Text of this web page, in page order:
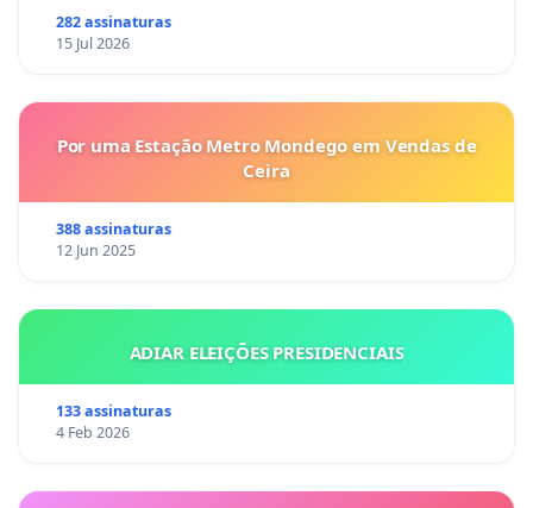
282 assinaturas
15 Jul 2026
Por uma Estação Metro Mondego em Vendas de
Ceira
388 assinaturas
12 Jun 2025
ADIAR ELEIÇÕES PRESIDENCIAIS
133 assinaturas
4 Feb 2026